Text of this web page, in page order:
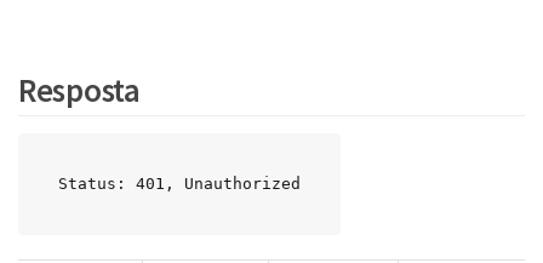
Resposta
Status: 401, Unauthorized